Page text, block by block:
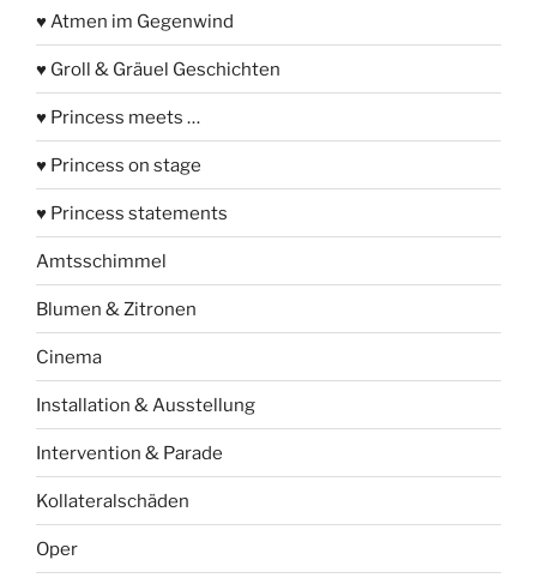
♥ Atmen im Gegenwind
♥ Groll & Gräuel Geschichten
♥ Princess meets …
♥ Princess on stage
♥ Princess statements
Amtsschimmel
Blumen & Zitronen
Cinema
Installation & Ausstellung
Intervention & Parade
Kollateralschäden
Oper